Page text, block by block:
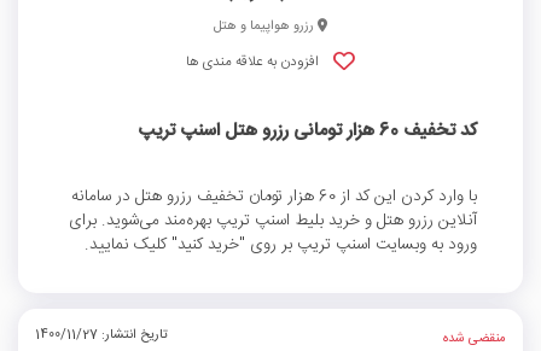
رزرو هواپیما و هتل
افزودن به علاقه مندی ها
کد تخفیف 60 هزار تومانی رزرو هتل اسنپ تریپ
با وارد کردن این کد از 60 هزار تومان تخفیف رزرو هتل در سامانه
آنلاین رزرو هتل و خرید بلیط اسنپ تریپ بهره‌مند می‌شوید. برای
ورود به وبسایت اسنپ تریپ بر روی "خرید کنید" کلیک نمایید.
منقضی شده تاریخ انتشار: 1400/11/27